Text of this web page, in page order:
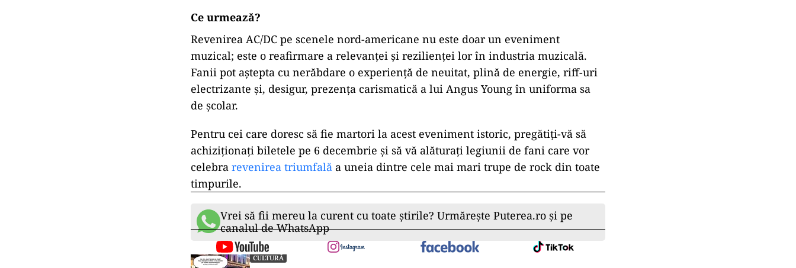
Ce urmează?
Revenirea AC/DC pe scenele nord-americane nu este doar un eveniment
muzical; este o reafirmare a relevanței și rezilienței lor în industria muzicală.
Fanii pot aștepta cu nerăbdare o experiență de neuitat, plină de energie, riff-uri
electrizante și, desigur, prezența carismatică a lui Angus Young în uniforma sa
de școlar.
Pentru cei care doresc să fie martori la acest eveniment istoric, pregătiți-vă să
achiziționați biletele pe 6 decembrie și să vă alăturați legiunii de fani care vor
celebra revenirea triumfală a uneia dintre cele mai mari trupe de rock din toate
timpurile.
Vrei să fii mereu la curent cu toate știrile? Urmărește Puterea.ro și pe
canalul de WhatsApp
CULTURĂ